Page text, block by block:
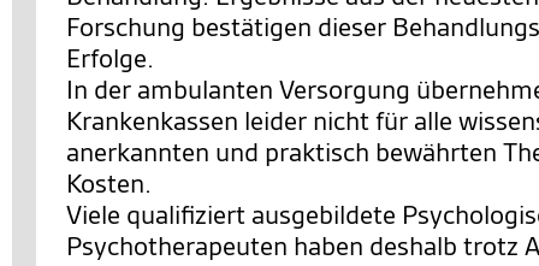
Forschung bestätigen dieser
Erfolge.
In der ambulanten Versorgung
Krankenkassen leider nicht für alle
anerkannten und praktisch bewährten
Kosten.
Viele qualifiziert ausgebildete
Psychotherapeuten haben deshalb trotz